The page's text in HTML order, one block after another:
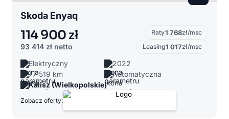
Skoda Enyaq
114 900 zł
93 414 zł netto
Raty1 768zł/msc
Leasing1 017zł/msc
Elektryczny
2022
77 519 km
Automatyczna
Kalisz (Wielkopolskie)
Zobacz oferty: